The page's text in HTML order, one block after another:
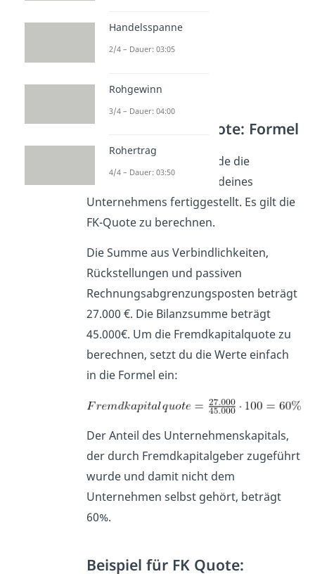
Beispiel für FK-Quote: Formel
Stell dir vor du hast gerade die
Jahresabschlussanalyse
deines
Unternehmens fertiggestellt. Es gilt die
FK-Quote zu berechnen.
Die Summe aus Verbindlichkeiten,
Rückstellungen und passiven
Rechnungsabgrenzungsposten beträgt
27.000 €. Die Bilanzsumme beträgt
45.000€. Um die Fremdkapitalquote zu
berechnen, setzt du die Werte einfach
in die Formel ein:
Der Anteil des Unternehmenskapitals,
der durch Fremdkapitalgeber zugeführt
wurde und damit nicht dem
Unternehmen selbst gehört, beträgt
60%.
Beispiel für FK Quote:
Handelsspanne
2/4 – Dauer: 03:05
Rohgewinn
3/4 – Dauer: 04:00
Rohertrag
4/4 – Dauer: 03:50